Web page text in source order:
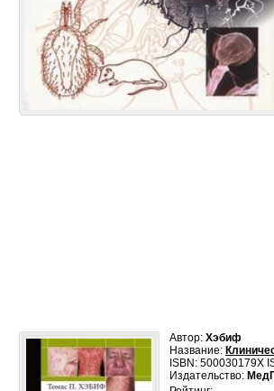
Автор: Хэбиф
Название:
ISBN: 500030179X
Издательство: